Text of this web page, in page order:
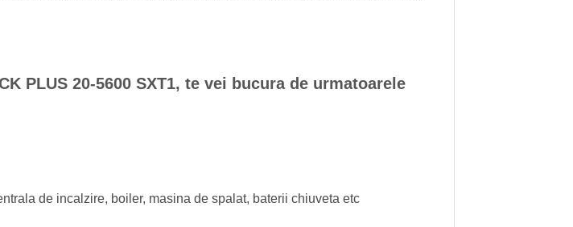
PLUS 20-5600 SXT1, te vei bucura de urmatoarele
de incalzire, boiler, masina de spalat, baterii chiuveta etc